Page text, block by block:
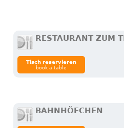
RESTAURANT ZUM
Tisch reservieren
book a table
BAHNHÖFCHEN